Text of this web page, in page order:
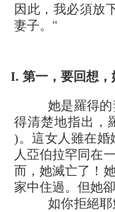
因此，我必須放
妻子。"
I. 第一，要回想，
她是羅得
得清楚地指出，
)。這女人雖在婚
人亞伯拉罕同在
而，她滅亡了！
家中住過。但她
如你拒絕